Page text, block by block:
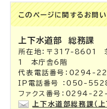
このページに関する お問
上下水道部総務課
所在地：〒317-8601
1 本庁舎6階
代表電話番号：0294-
IP電話番号 ：050-
ファクス番号：0294-
上下水道部総務課（